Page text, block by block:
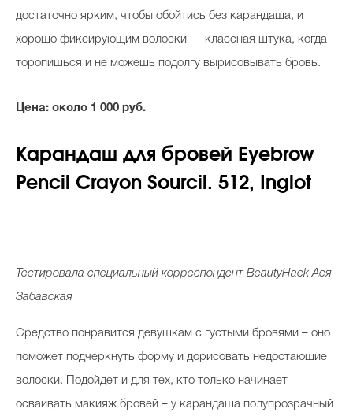
достаточно ярким, чтобы обойтись без карандаша, и
хорошо фиксирующим волоски — классная штука, когда
торопишься и не можешь подолгу вырисовывать бровь.
Цена: около 1 000 руб.
Карандаш для бровей Eyebrow
Pencil Crayon Sourcil . 512, Inglot
Тестировала специальный корреспондент BeautyHack Ася
Забавская
Средство понравится девушкам с густыми бровями – оно
поможет подчеркнуть форму и дорисовать недостающие
волоски. Подойдет и для тех, кто только начинает
осваивать макияж бровей – у карандаша полупрозрачный